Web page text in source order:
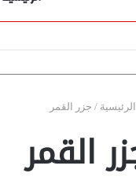
الرئيسية / جزر القمر
القمر